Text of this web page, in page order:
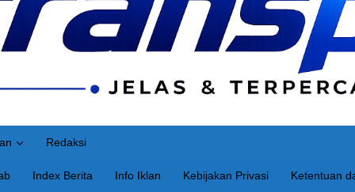
Redaksi
Index Berita Info Iklan Kebijakan Privasi Ketentuan